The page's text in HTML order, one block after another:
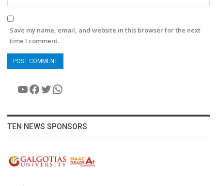
Save my name, email, and website in this browser for the next
time I comment.
YouTube
Facebook
Twitter
WhatsApp
TEN NEWS SPONSORS